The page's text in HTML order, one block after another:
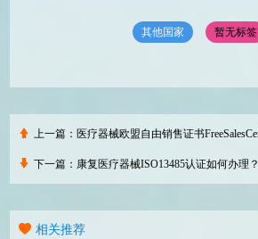
其他国家 暂无标签
上一篇：医疗器械欧盟自由销售证书
下一篇： 康复医疗器械ISO13485认证如何办理？
相关推荐